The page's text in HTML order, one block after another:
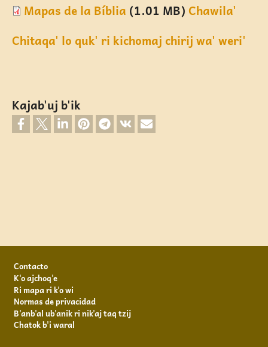
Mapas de la Bíblia (1.01 MB)Chawila'
Chitaqa' lo quk' ri kichomaj chirij wa' weri'
Kajab'uj b'ik
Contacto
K'o ajchoq'e
Ri mapa ri k'o wi
Normas de privacidad
B'anb'al ub'anik ri nik'aj taq tzij
Chatok b'i waral